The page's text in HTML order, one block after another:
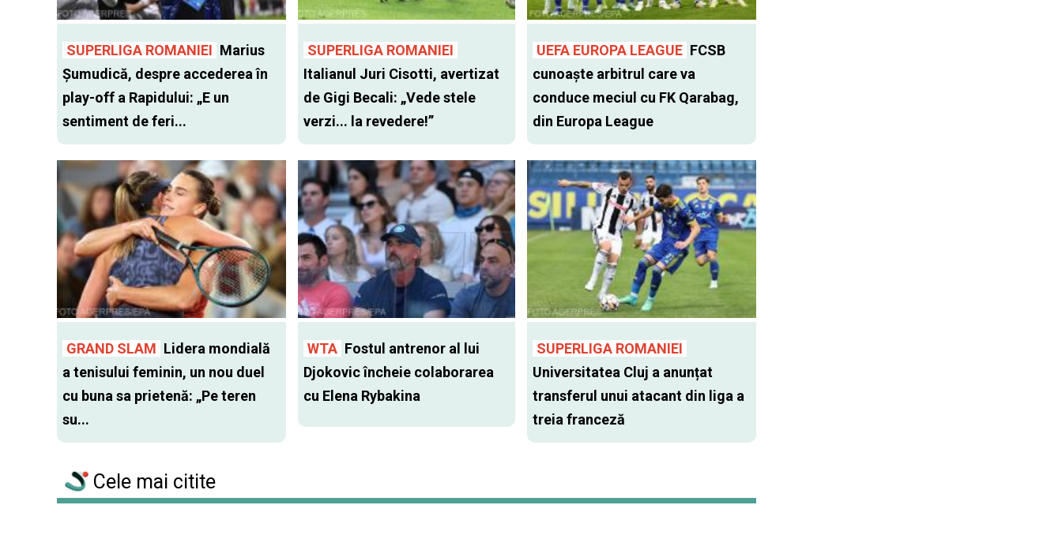
SUPERLIGA ROMANIEI Marius
Șumudică, despre accederea în
play-off a Rapidului: „E un
sentiment de feri...
SUPERLIGA ROMANIEI
Italianul Juri Cisotti, avertizat
de Gigi Becali: „Vede stele
verzi... la revedere!”
UEFA EUROPA LEAGUE FCSB
cunoaște arbitrul care va
conduce meciul cu FK Qarabag,
din Europa League
GRAND SLAM Lidera mondială
a tenisului feminin, un nou duel
cu buna sa prietenă: „Pe teren
su...
WTA Fostul antrenor al lui
Djokovic încheie colaborarea
cu Elena Rybakina
SUPERLIGA ROMANIEI
Universitatea Cluj a anunțat
transferul unui atacant din liga a
treia franceză
Cele mai citite